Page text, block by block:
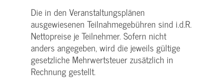
Die in den Veranstaltungsplänen
ausgewiesenen Teilnahmegebühren sind i.d.R.
Nettopreise je Teilnehmer. Sofern nicht
anders angegeben, wird die jeweils gültige
gesetzliche Mehrwertsteuer zusätzlich in
Rechnung gestellt.